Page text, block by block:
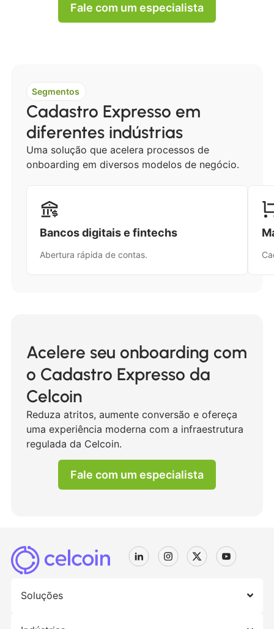
Fale com um especialista
Segmentos
Cadastro Expresso em
diferentes indústrias
Uma solução que acelera processos de
onboarding em diversos modelos de negócio.
Bancos digitais e fintechs
Abertura rápida de contas.
Acelere seu onboarding com
o Cadastro Expresso da
Celcoin
Reduza atritos, aumente conversão e ofereça
uma experiência moderna com a infraestrutura
regulada da Celcoin.
Fale com um especialista
Soluções